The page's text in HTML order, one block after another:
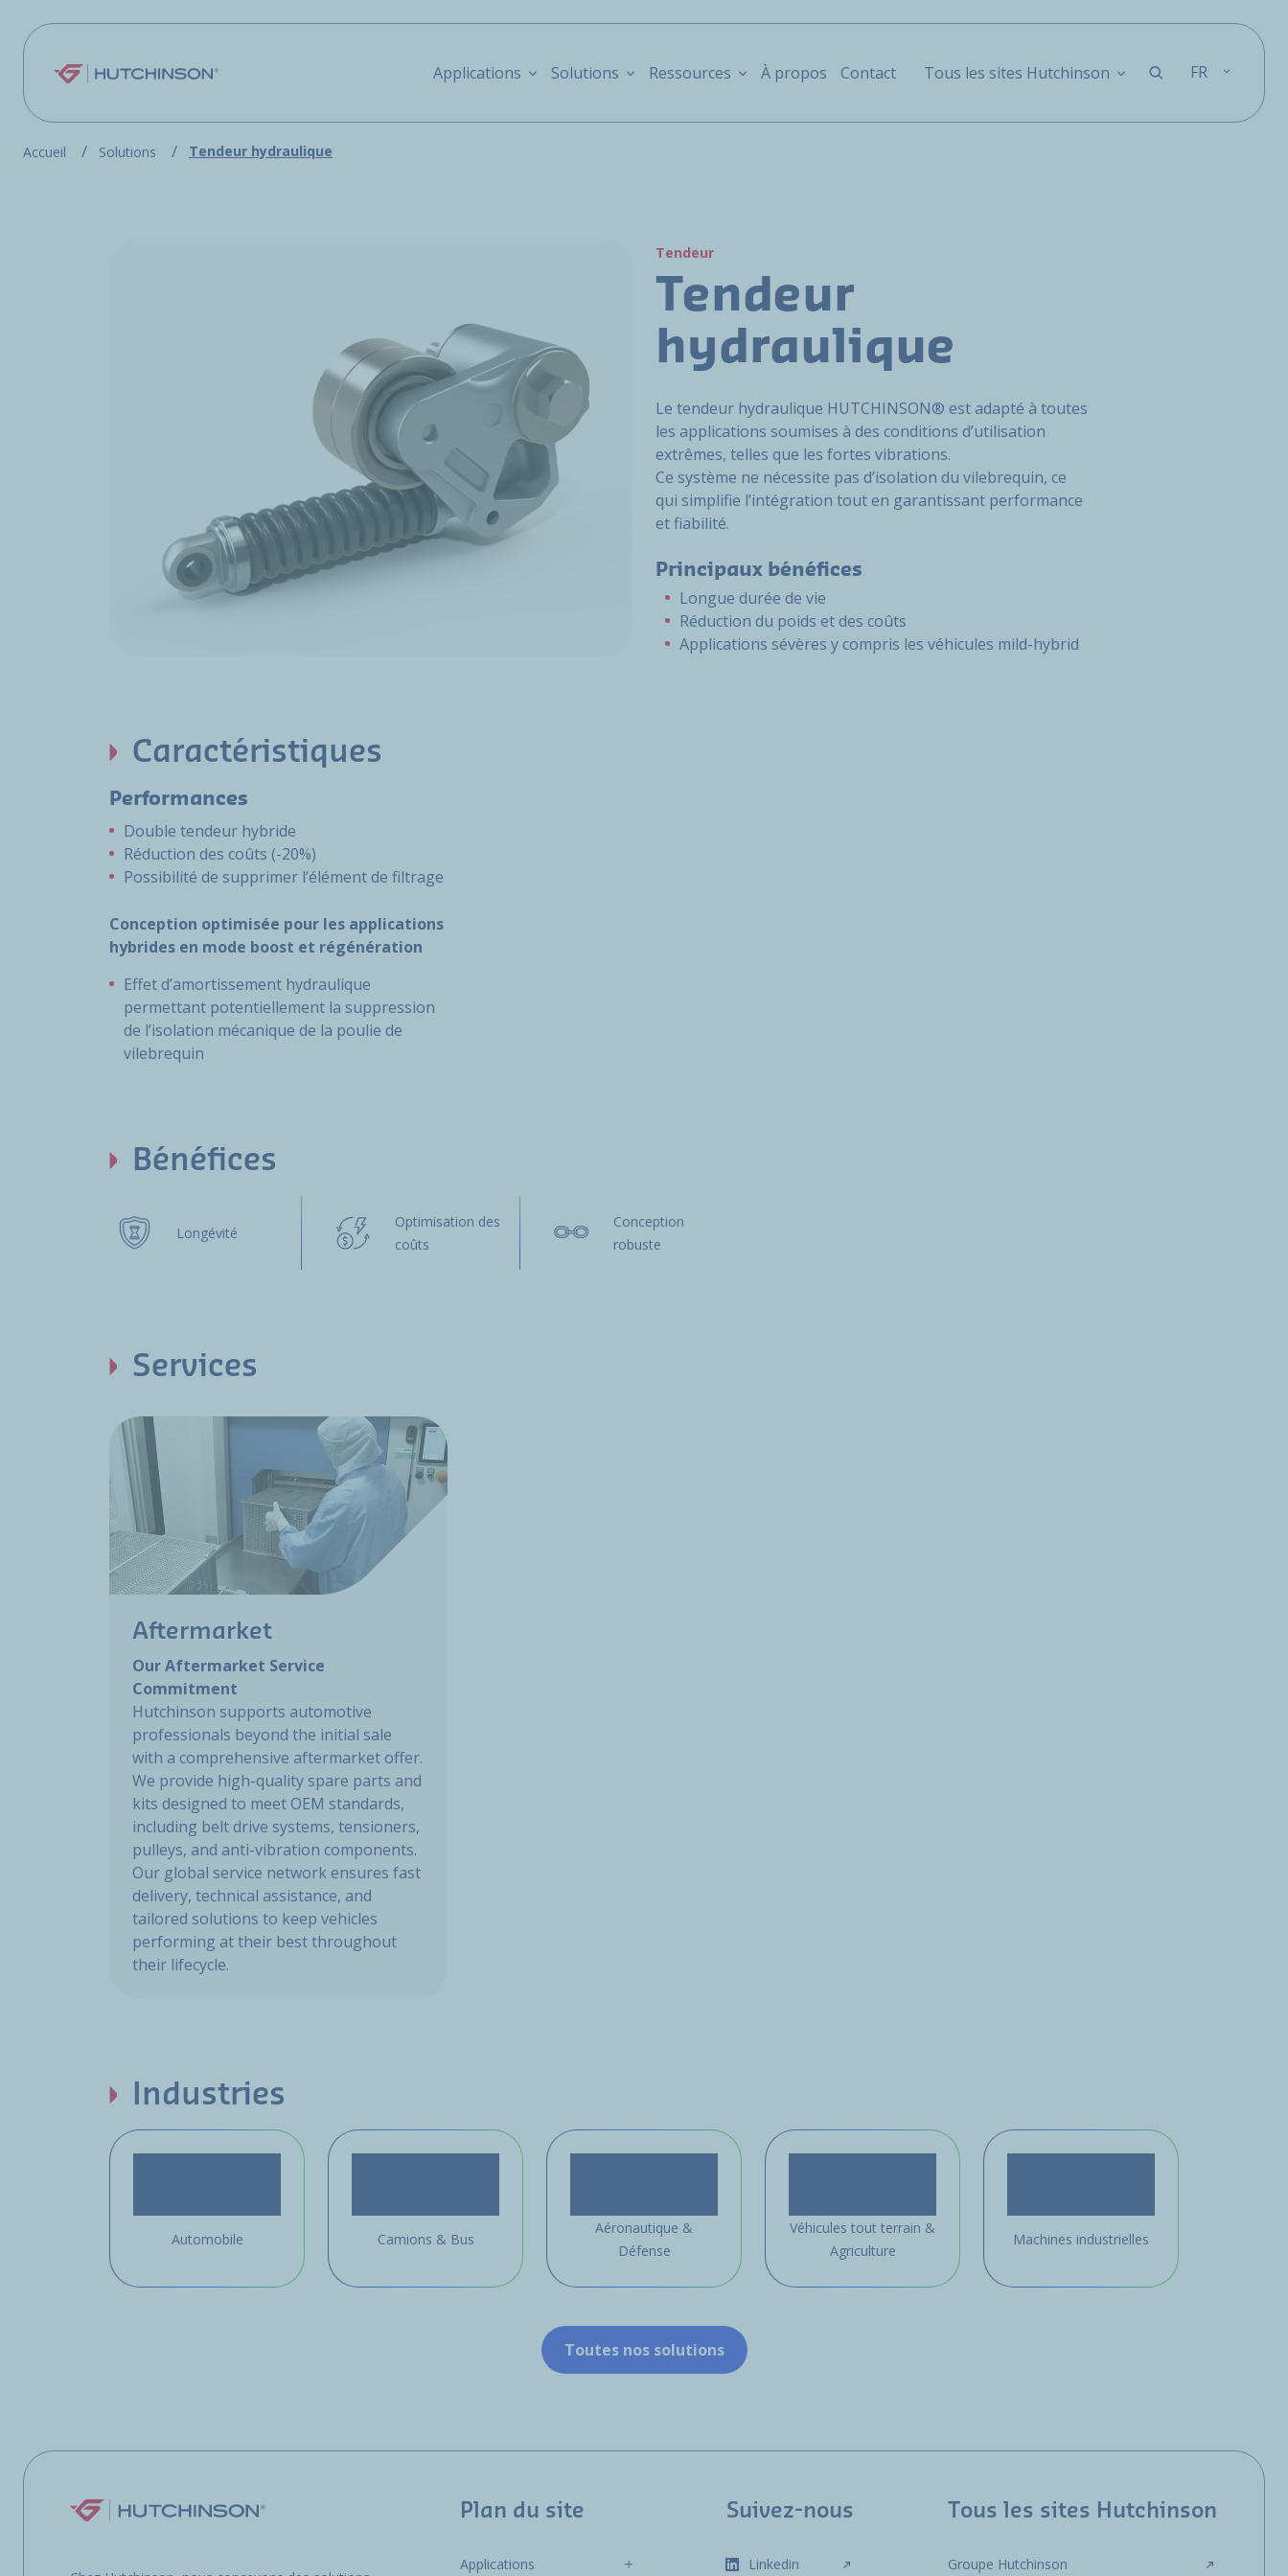
Aller au contenu principal
Applications Solutions Ressources À propos Contact Tous les sites Hutchinson FR
Accueil Solutions Tendeur hydraulique
Tendeur
Tendeur
hydraulique
Le tendeur hydraulique HUTCHINSON® est adapté à toutes
les applications soumises à des conditions d’utilisation
extrêmes, telles que les fortes vibrations.
Ce système ne nécessite pas d’isolation du vilebrequin, ce
qui simplifie l’intégration tout en garantissant performance
et fiabilité.
Principaux bénéfices
Longue durée de vie
Réduction du poids et des coûts
Applications sévères y compris les véhicules mild-hybrid
Caractéristiques
Performances
Double tendeur hybride
Réduction des coûts (-20%)
Possibilité de supprimer l’élément de filtrage
Conception optimisée pour les applications
hybrides en mode boost et régénération
Effet d’amortissement hydraulique
permettant potentiellement la suppression
de l’isolation mécanique de la poulie de
vilebrequin
Bénéfices
Longévité
Optimisation des
coûts
Conception
robuste
Services
Aftermarket
Our Aftermarket Service
Commitment
Hutchinson supports automotive
professionals beyond the initial sale
with a comprehensive aftermarket offer.
We provide high-quality spare parts and
kits designed to meet OEM standards,
including belt drive systems, tensioners,
pulleys, and anti-vibration components.
Our global service network ensures fast
delivery, technical assistance, and
tailored solutions to keep vehicles
performing at their best throughout
their lifecycle.
Industries
Automobile Camions & Bus
Aéronautique &
Défense
Véhicules tout terrain &
Agriculture
Machines industrielles
Toutes nos solutions
Plan du site
Applications
Suivez-nous
Linkedin
Tous les sites Hutchinson
Groupe Hutchinson